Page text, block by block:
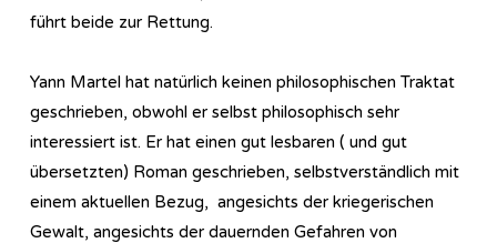
führt beide zur Rettung.
Yann Martel hat natürlich keinen philosophischen Traktat
geschrieben, obwohl er selbst philosophisch sehr
interessiert ist. Er hat einen gut lesbaren ( und gut
übersetzten) Roman geschrieben, selbstverständlich mit
einem aktuellen Bezug, angesichts der kriegerischen
Gewalt, angesichts der dauernden Gefahren von